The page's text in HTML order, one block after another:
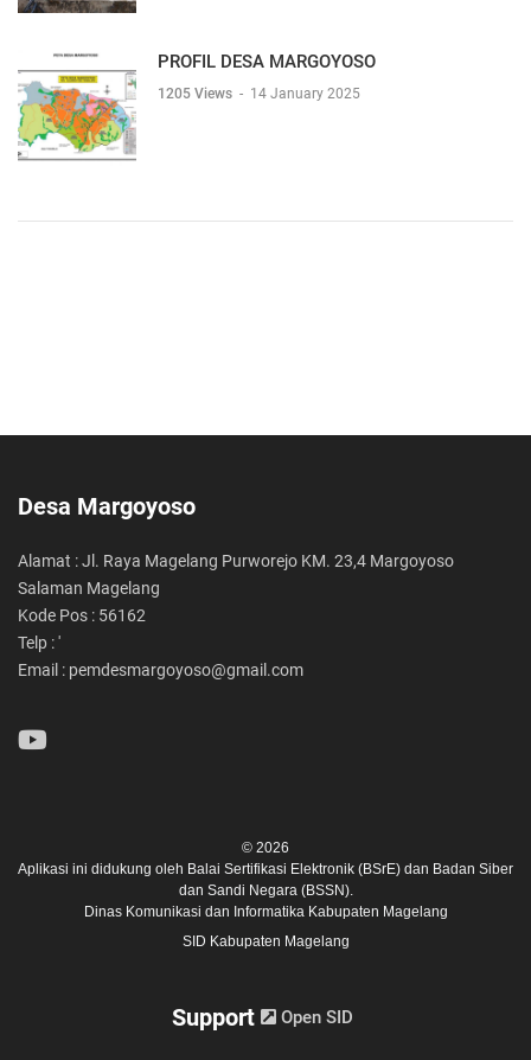
PROFIL DESA MARGOYOSO
1205 Views - 14 January 2025
Desa Margoyoso
Alamat : Jl. Raya Magelang Purworejo KM. 23,4 Margoyoso
Salaman Magelang
Kode Pos : 56162
Telp : '
Email : pemdesmargoyoso@gmail.com
© 2026
Aplikasi ini didukung oleh Balai Sertifikasi Elektronik (BSrE) dan Badan Siber
dan Sandi Negara (BSSN).
Dinas Komunikasi dan Informatika Kabupaten Magelang
SID Kabupaten Magelang
Support Open SID